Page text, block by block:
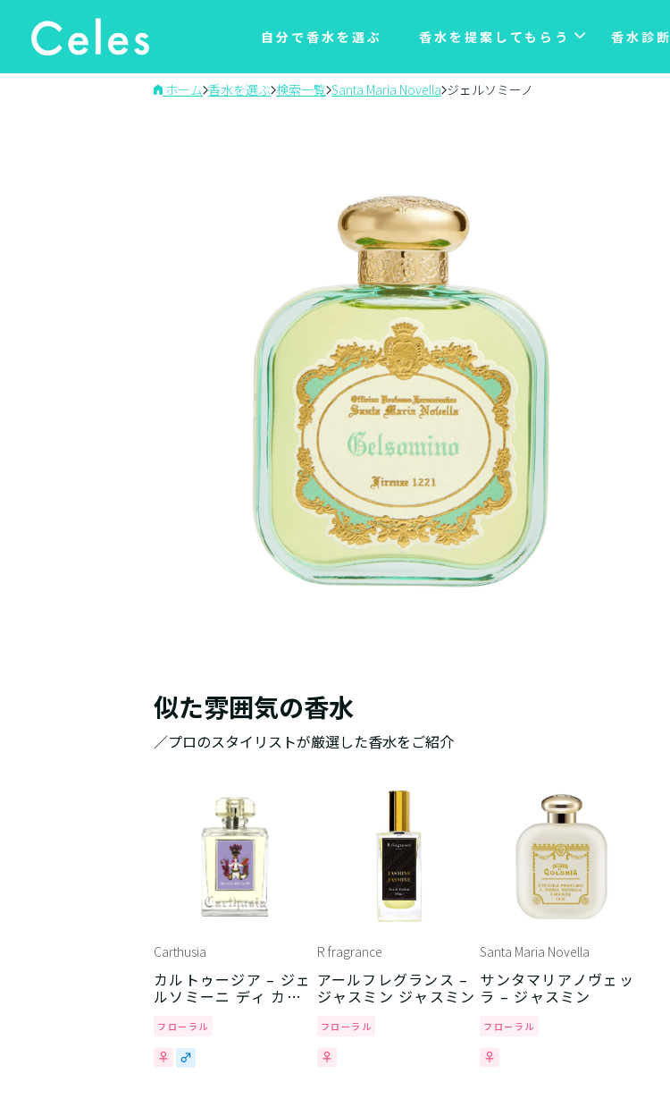
自分で香水を選ぶ 香水を提案してもらう 香水診断
ホーム 香水を選ぶ 検索一覧 Santa Maria Novella ジェルソミーノ
似た雰囲気の香水
／プロのスタイリストが厳選した香水をご紹介
Carthusia
カルトゥージア – ジェ
ルソミーニ ディ カプ
フローラル
R fragrance
アールフレグランス –
ジャスミン ジャスミン
フローラル
Santa Maria Novella
サンタマリアノヴェッ
ラ – ジャスミン
フローラル